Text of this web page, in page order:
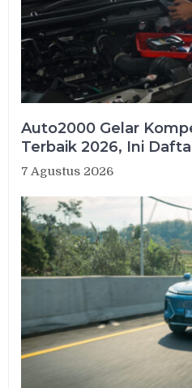
Auto2000 Gelar
Terbaik 2026, Ini
7 Agustus 2026